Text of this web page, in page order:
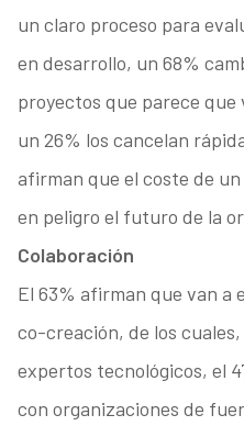
un claro proceso para
en desarrollo, un 68%
proyectos que parece
un 26% los cancelan
afirman que el coste de
en peligro el futuro de la
Colaboración
El 63% afirman que van a
co-creación, de los
expertos tecnológicos, el
con organizaciones de